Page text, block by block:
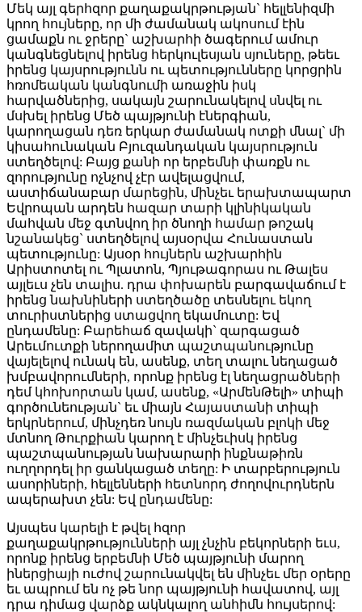
Մեկ այլ գերհզոր քաղաքակրթության` հելլենիզմի
կրող հույները, որ մի ժամանակ ակոսում էին
ցամաքն ու ջրերը` աշխարհի ծագերում ամուր
կանգնեցնելով իրենց հերկուլեսյան սյուները, թեեւ
իրենց կայսրությունն ու պետությունները կորցրին
հռոմեական կանգնումի առաջին իսկ
հարվածներից, սակայն շարունակելով սնվել ու
մսխել իրենց Մեծ պայթյունի էներգիան,
կարողացան դեռ երկար ժամանակ ոտքի մնալ` մի
կիսահունական Բյուզանդական կայսրություն
ստեղծելով: Բայց քանի որ երբեմնի փառքն ու
զորությունը ոչնչով չէր ավելացվում,
աստիճանաբար մարեցին, մինչեւ երախտապարտ
Եվրոպան արդեն հազար տարի կլինիկական
մահվան մեջ գտնվող իր ծնողի համար թոշակ
նշանակեց` ստեղծելով այսօրվա Հունաստան
պետությունը: Այսօր հույներն աշխարհին
Արիստոտել ու Պլատոն, Պյութագորաս ու Թալես
այլեւս չեն տալիս. դրա փոխարեն բարգավաճում է
իրենց նախնիների ստեղծածը տեսնելու եկող
տուրիստներից ստացվող եկամուտը: Եվ
ընդամենը: Բարեհաճ զավակի` զարգացած
Արեւմուտքի ներողամիտ պաշտպանությունը
վայելելով ունակ են, ասենք, տեղ տալու նեղացած
խմբավորումների, որոնք իրենց էլ նեղացրածների
դեմ կհոխորտան կամ, ասենք, «ԱրմենԹելի» տիպի
գործունեության` եւ միայն Հայաստանի տիպի
երկրներում, մինչդեռ նույն ռազմական բլոկի մեջ
մտնող Թուրքիան կարող է մինչեւիսկ իրենց
պաշտպանության նախարարի ինքնաթիռն
ուղղորդել իր ցանկացած տեղը: Ի տարբերություն
ասորիների, հելլենների հետնորդ ժողովուրդներն
ապերախտ չեն: Եվ ընդամենը:
Այսպես կարելի է թվել հզոր
քաղաքակրթությունների այլ չնչին բեկորների եւս,
որոնք իրենց երբեմնի Մեծ պայթյունի մարող
իներցիայի ուժով շարունակվել են մինչեւ մեր օրերը
եւ ապրում են ոչ թե նոր պայթյունի հավատով, այլ
դրա դիմաց վարձք ակնկալող անհիմն հույսերով: